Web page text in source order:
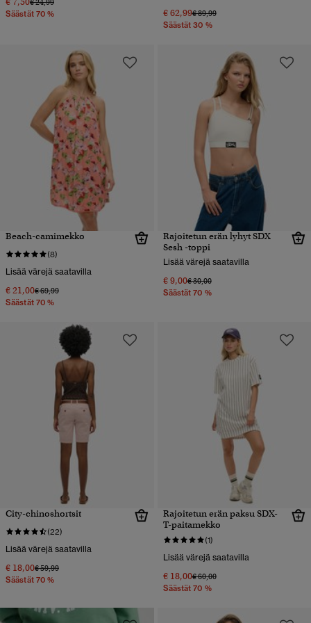
Säästät 70 %
€ 62,99Hinta alennettu hinnasta
€ 89,99hintaan
Säästät 30 %
Beach-camimekko
(8)
Lisää värejä saatavilla
€ 21,00Hinta alennettu hinnasta
€ 69,99hintaan
Säästät 70 %
Rajoitetun erän lyhyt SDX
Sesh -toppi
Lisää värejä saatavilla
€ 9,00Hinta alennettu hinnasta
€ 30,00hintaan
Säästät 70 %
City-chinoshortsit
(22)
Lisää värejä saatavilla
€ 18,00Hinta alennettu hinnasta
€ 59,99hintaan
Säästät 70 %
Rajoitetun erän paksu SDX-
T-paitamekko
(1)
Lisää värejä saatavilla
€ 18,00Hinta alennettu hinnasta
€ 60,00hintaan
Säästät 70 %